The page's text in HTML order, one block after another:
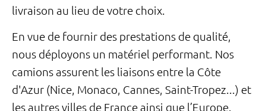
livraison au lieu de votre choix.
En vue de fournir des prestations de qualité,
nous déployons un matériel performant. Nos
camions assurent les liaisons entre la Côte
d'Azur (Nice, Monaco, Cannes, Saint-Tropez...) et
les autres villes de France ainsi que l’Europe.